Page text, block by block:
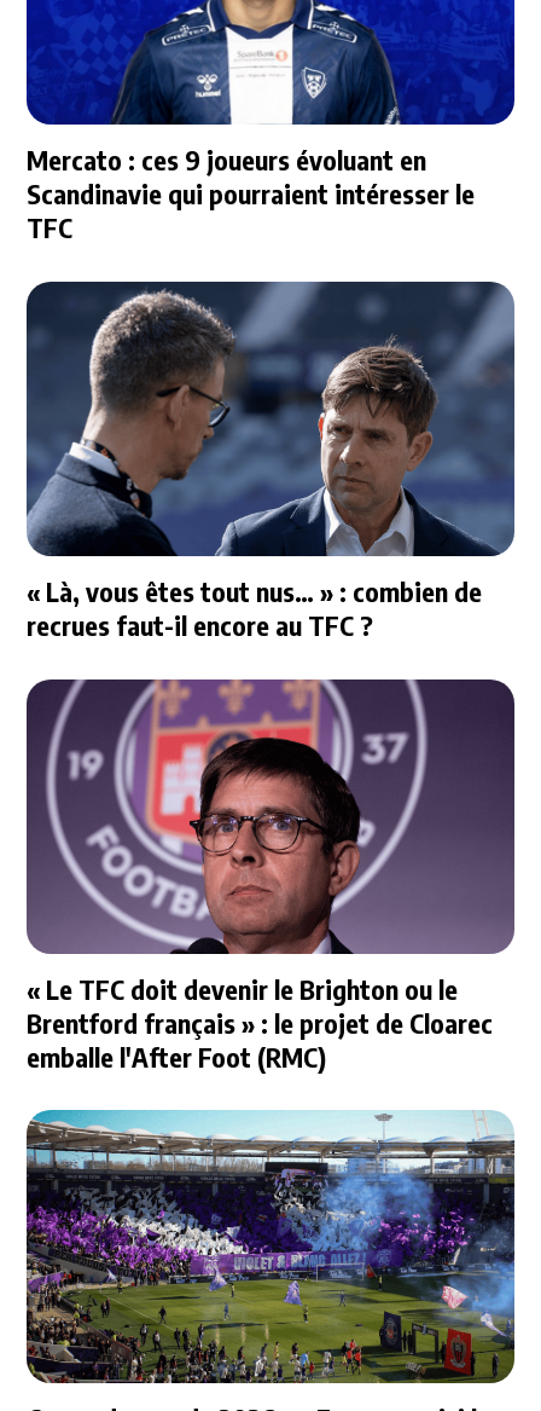
Mercato : ces 9 joueurs évoluant en
Scandinavie qui pourraient intéresser le
TFC
« Là, vous êtes tout nus… » : combien de
recrues faut-il encore au TFC ?
« Le TFC doit devenir le Brighton ou le
Brentford français » : le projet de Cloarec
emballe l'After Foot (RMC)